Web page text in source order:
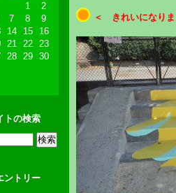
＜ きれいになり
1
2
7 8
9
14 15
16
21 22
23
28 29
30
トの検索
ントリー